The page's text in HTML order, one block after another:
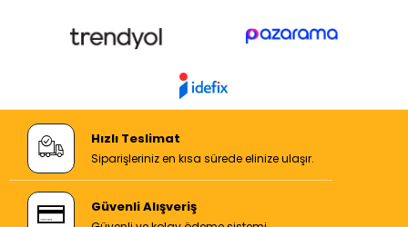
Hızlı Teslimat
Siparişleriniz en kısa sürede elinize ulaşır.
Güvenli Alışveriş